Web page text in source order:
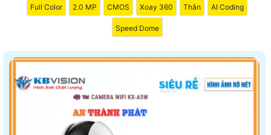
Full Color 2.0 MP CMOS Xoay 360 Thân AI Coding
Speed Dome